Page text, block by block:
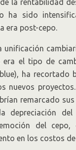
la rentabilidad
ha sido
era post-cepo.
unificación
era el tipo de
ha recortado
nuevos
remarcado
depreciación
del cepo,
en los costos